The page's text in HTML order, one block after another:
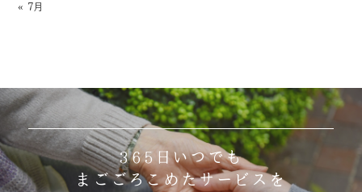
« 7月
365日いつでも
まごごろこめたサービスを